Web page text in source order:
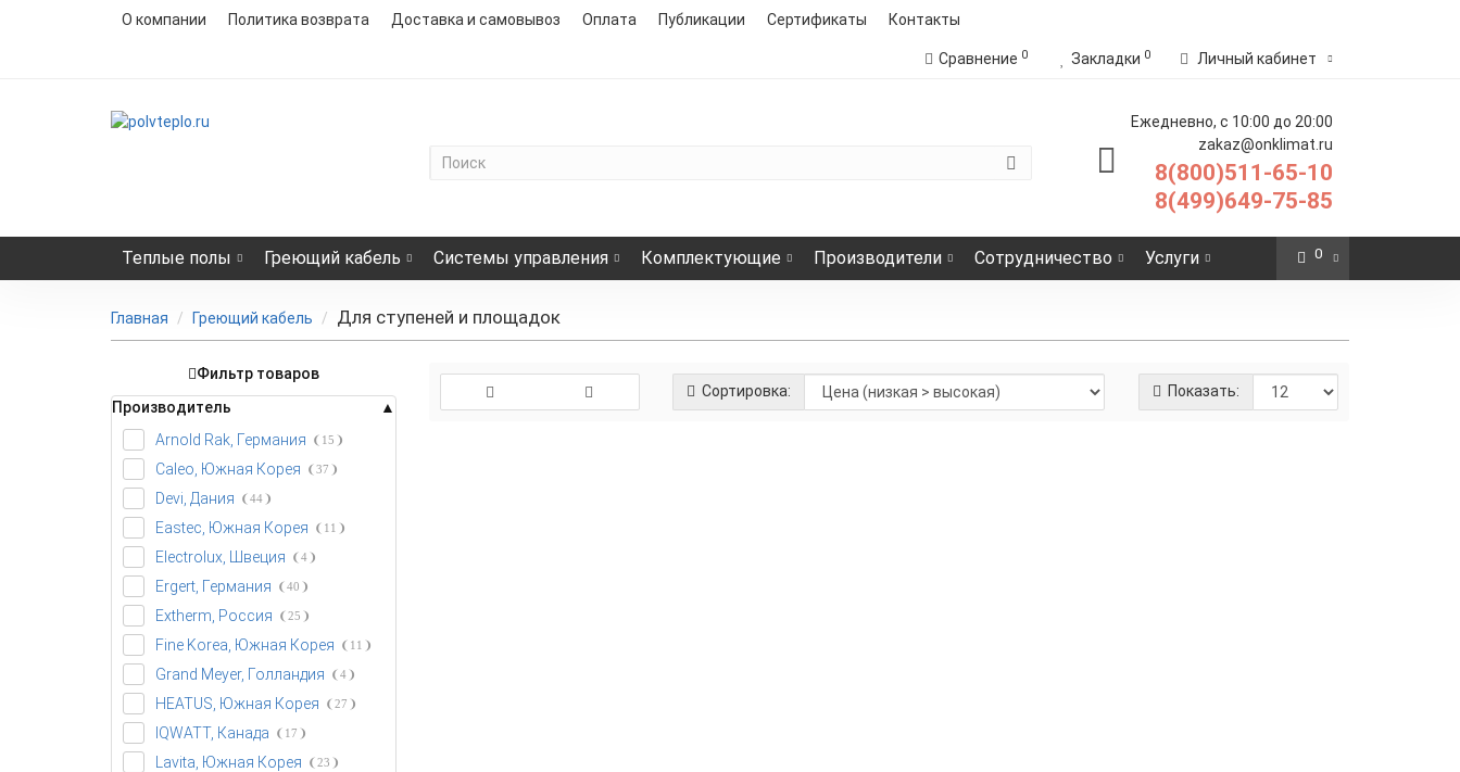
О компании Политика возврата Доставка и самовывоз Оплата Публикации Сертификаты Контакты
Сравнение 0 Закладки 0 Личный кабинет
Ежедневно, с 10:00 до 20:00
zakaz@onklimat.ru
8(800)511-65-10
8(499)649-75-85
Теплые полы Греющий кабель Системы управления Комплектующие Производители Сотрудничество Услуги 0
Главная Греющий кабель Для ступеней и площадок
Фильтр товаров
Производитель
Arnold Rak, Германия
15
Caleo, Южная Корея 37
Devi, Дания 44
Eastec, Южная Корея 11
Electrolux, Швеция 4
Ergert, Германия 40
Extherm, Россия 25
Fine Korea, Южная Корея 11
Grand Meyer, Голландия 4
HEATUS, Южная Корея 27
IQWATT, Канада 17
Lavita, Южная Корея 23
Сортировка: Показать: